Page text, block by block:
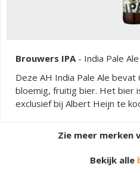
Brouwers IPA - India Pale Ale
Deze AH India Pale Ale bevat
bloemig, fruitig bier. Het bier
exclusief bij Albert Heijn te
Zie meer merken
Bekijk alle